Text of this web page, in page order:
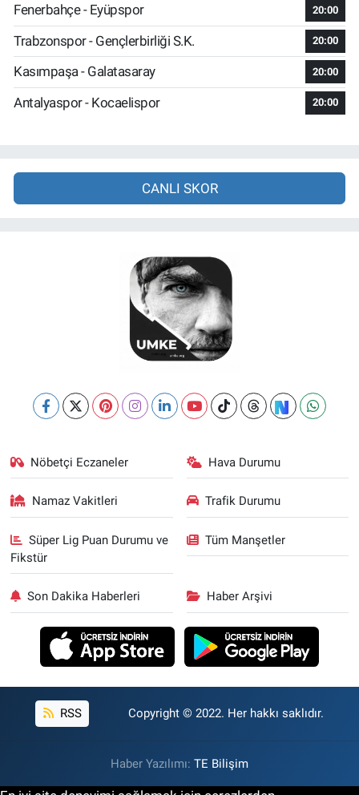
Fenerbahçe - Eyüpspor 20:00
Trabzonspor - Gençlerbirliği S.K. 20:00
Kasımpaşa - Galatasaray 20:00
Antalyaspor - Kocaelispor 20:00
CANLI SKOR
Nöbetçi Eczaneler Hava Durumu
Namaz Vakitleri Trafik Durumu
Süper Lig Puan Durumu ve
Fikstür
Tüm Manşetler
Son Dakika Haberleri Haber Arşivi
RSS Copyright © 2022. Her hakkı saklıdır.
Haber Yazılımı: TE Bilişim